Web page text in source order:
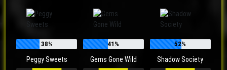
38%
Peggy Sweets
41%
Gems Gone Wild
52%
Shadow Society